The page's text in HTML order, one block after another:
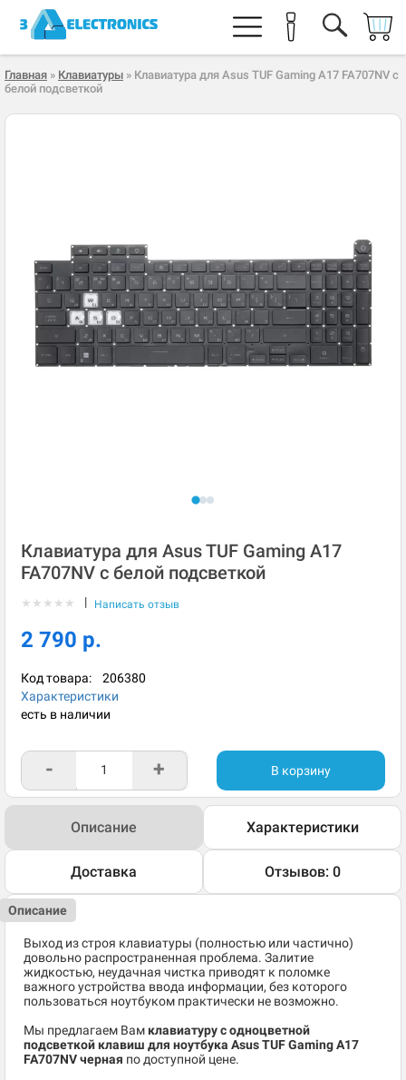
Главная » Клавиатуры » Клавиатура для Asus TUF Gaming A17 FA707NV с
белой подсветкой
Клавиатура для Asus TUF Gaming A17
FA707NV с белой подсветкой
★ ★ ★ ★ ★ | Написать отзыв
2 790 р.
Код товара: 206380
Характеристики
есть в наличии
- + В корзину
Описание Характеристики
Доставка Отзывов: 0
Описание
Выход из строя клавиатуры (полностью или частично)
довольно распространенная проблема. Залитие
жидкостью, неудачная чистка приводят к поломке
важного устройства ввода информации, без которого
пользоваться ноутбуком практически не возможно.
Мы предлагаем Вам клавиатуру с одноцветной
подсветкой клавиш для ноутбука Asus TUF Gaming A17
FA707NV черная по доступной цене.